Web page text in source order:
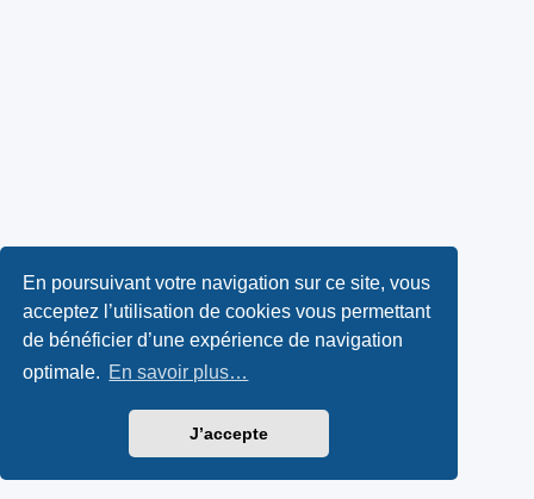
En poursuivant votre navigation sur ce site, vous
acceptez l’utilisation de cookies vous permettant
de bénéficier d’une expérience de navigation
optimale. En savoir plus…
J’accepte